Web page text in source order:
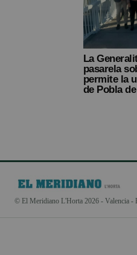
La
pasarela
permite la
de Pobla
© El Meridiano L'Horta 2026 - Valencia -